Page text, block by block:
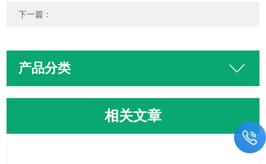
下一篇：
产品分类
相关文章